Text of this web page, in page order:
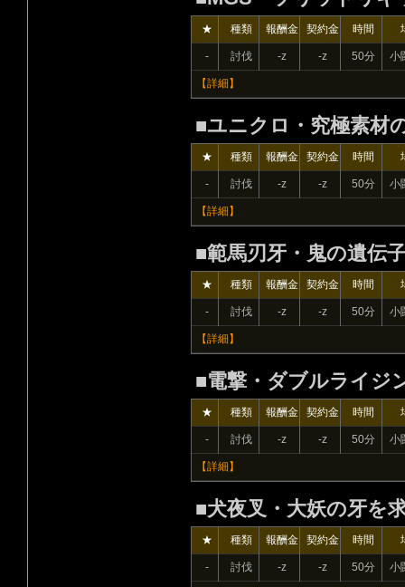
★ 種類 報酬金 契約金 時間
- 討伐 -z -z 50分 小
【詳細】
■ユニクロ・究極素材
★ 種類 報酬金 契約金 時間
- 討伐 -z -z 50分 小
【詳細】
■範馬刃牙・鬼の遺伝
★ 種類 報酬金 契約金 時間
- 討伐 -z -z 50分 小
【詳細】
■電撃・ダブルライジ
★ 種類 報酬金 契約金 時間
- 討伐 -z -z 50分 小
【詳細】
■犬夜叉・大妖の牙を
★ 種類 報酬金 契約金 時間
- 討伐 -z -z 50分 小